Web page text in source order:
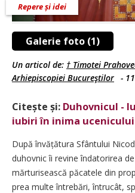
Galerie foto (1)
Repere și idei
Un articol de: † Timotei
Arhiepiscopiei Bucureştilor -
Citește și: Duhovnicul -
iubiri în inima ucenicului
După învățătura Sfântului
duhovnic îi revine îndatorirea
mărturisească păcatele din
prea mul­te întrebări, întrucât,